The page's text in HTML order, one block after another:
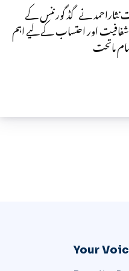
نثاراحمد نے گڈ گورننس کے
شفافیت اور احتساب کے لیے اہم
Your